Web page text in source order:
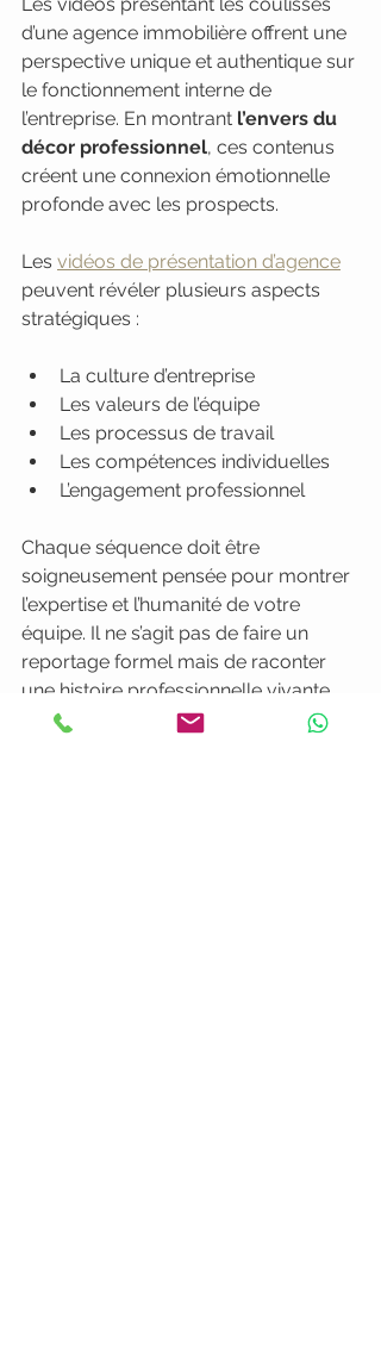
d’une agence immobilière offrent une
perspective unique et authentique sur
le fonctionnement interne de
l’entreprise. En montrant l’envers du
décor professionnel, ces contenus
créent une connexion émotionnelle
profonde avec les prospects.
Les vidéos de présentation d’agence
peuvent révéler plusieurs aspects
stratégiques :
La culture d’entreprise
Les valeurs de l’équipe
Les processus de travail
Les compétences individuelles
L’engagement professionnel
Chaque séquence doit être
soigneusement pensée pour montrer
l’expertise et l’humanité de votre
équipe. Il ne s’agit pas de faire un
reportage formel mais de raconter
une histoire professionnelle vivante.